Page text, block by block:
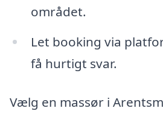
området.
Let booking via
få hurtigt svar.
Vælg en massør i